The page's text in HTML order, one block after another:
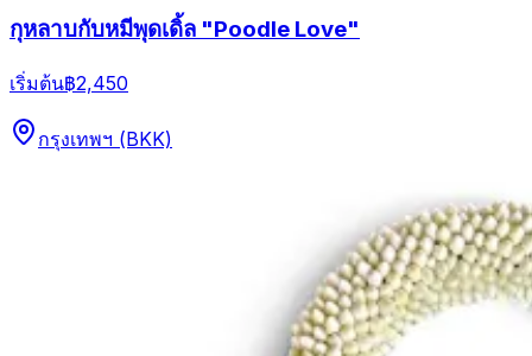
กุหลาบกับหมีพุดเดิ้ล "Poodle Love"
เริ่มต้น฿2,450
กรุงเทพฯ (BKK)